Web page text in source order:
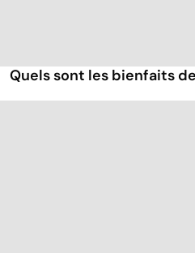
Quels sont les bienfaits